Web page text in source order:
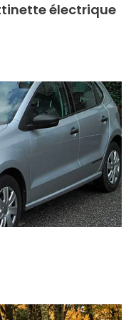
électrique